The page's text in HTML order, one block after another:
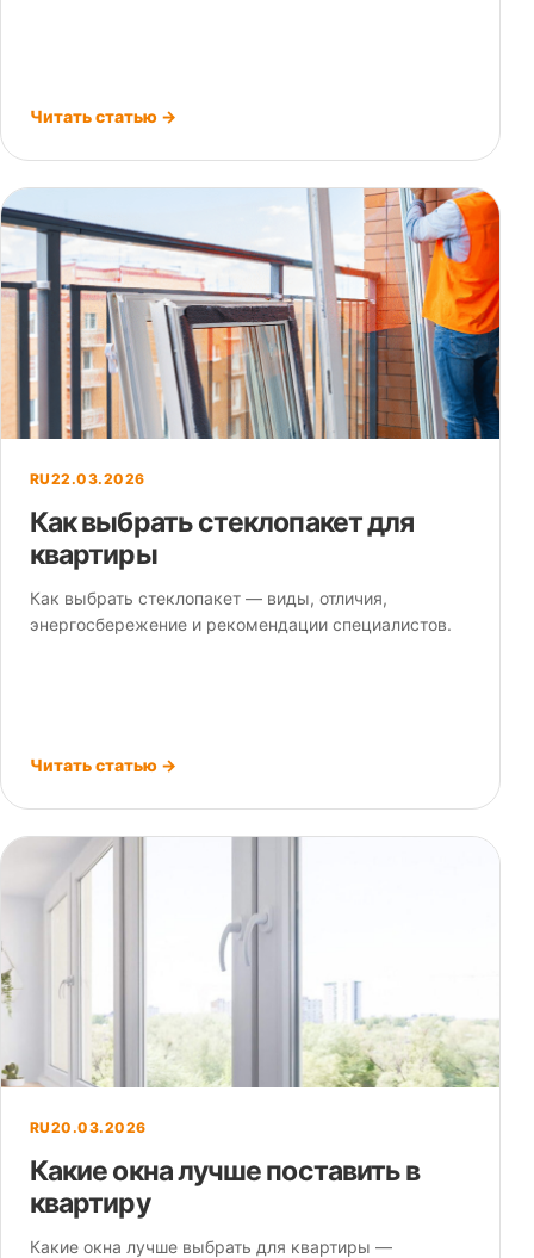
Читать статью →
RU22.03.2026
Как выбрать стеклопакет для
квартиры
Как выбрать стеклопакет — виды, отличия,
энергосбережение и рекомендации специалистов.
Читать статью →
RU20.03.2026
Какие окна лучше поставить в
квартиру
Какие окна лучше выбрать для квартиры —